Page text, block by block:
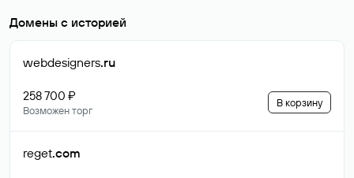
Домены с историей
webdesigners.ru
258 700 ₽
Возможен торг
В корзину
reget.com